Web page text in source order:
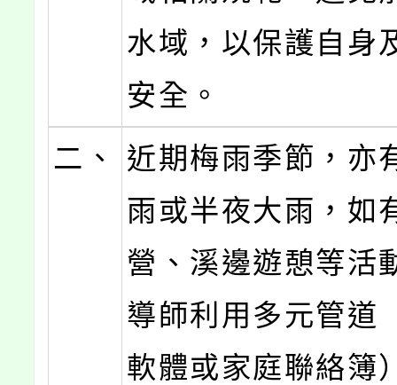
水域，以保護自身
安全。
二、
近期梅雨季節，亦
雨或半夜大雨，如
營、溪邊遊憩等活
導師利用多元管道
軟體或家庭聯絡簿